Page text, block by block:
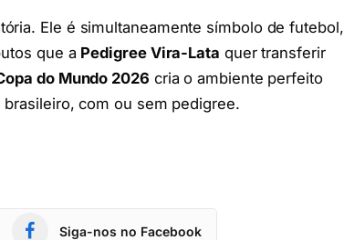
Ele é simultaneamente símbolo de futebol,
que a Pedigree Vira-Lata quer transferir
do Mundo 2026 cria o ambiente perfeito
com ou sem pedigree.
Siga-nos no Facebook